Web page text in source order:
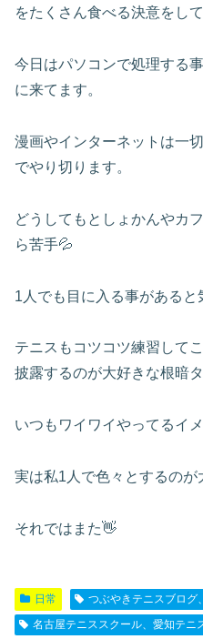
をたくさん食べる決意をし
今日はパソコンで処理する
に来てます。
漫画やインターネットは一
でやり切ります。
どうしてもとしょかんやカ
ら苦手💦
1人でも目に入る事がある
テニスもコツコツ練習して
披露するのが大好きな根暗
いつもワイワイやってるイ
実は私1人で色々とするのが
それではまた👋
日常
つぶやきテニスブログ
名古屋テニススクール、愛知テニ